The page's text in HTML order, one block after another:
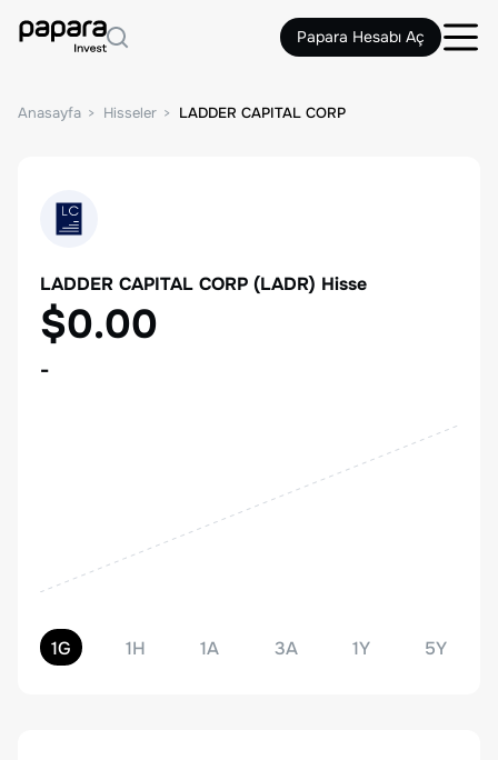
Papara Hesabı Aç
Anasayfa Hisseler LADDER CAPITAL CORP
LADDER CAPITAL CORP (LADR) Hisse
$0.00
-
1G 1H 1A 3A 1Y 5Y